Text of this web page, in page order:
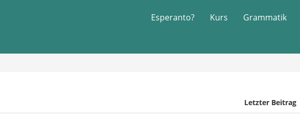
Esperanto? Kurs Grammatik
Letzter Beitrag